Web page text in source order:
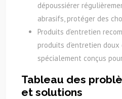
dépoussiérer
abrasifs, protéger des
Produits d’entretien
produits d’entretien
spécialement conçus
Tableau des
et solutions